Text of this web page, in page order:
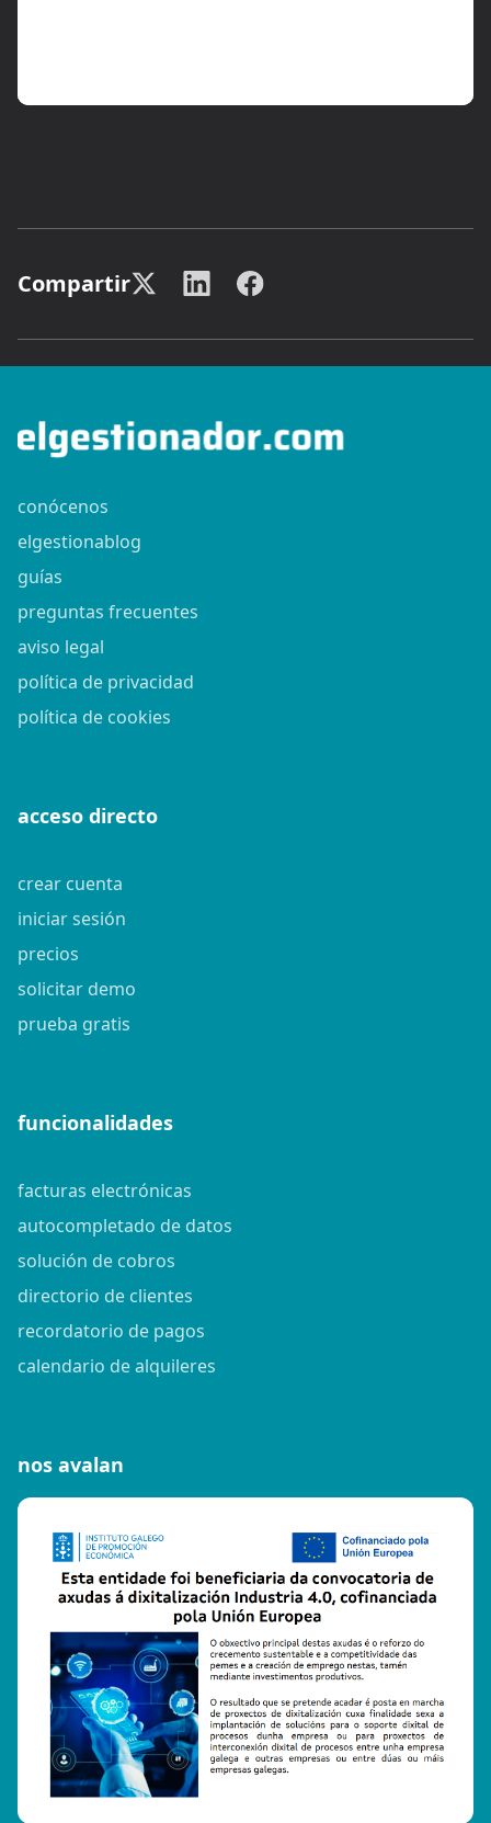
Compartir
conócenos
elgestionablog
guías
preguntas frecuentes
aviso legal
política de privacidad
política de cookies
acceso directo
crear cuenta
iniciar sesión
precios
solicitar demo
prueba gratis
funcionalidades
facturas electrónicas
autocompletado de datos
solución de cobros
directorio de clientes
recordatorio de pagos
calendario de alquileres
nos avalan